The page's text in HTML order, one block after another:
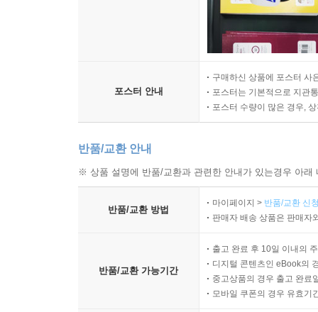
포스터 안내
구매하신 상품에 포스터 사
포스터는 기본적으로 지관
포스터 수량이 많은 경우,
반품/교환 안내
※ 상품 설명에 반품/교환과 관련한 안내가 있는경우 아
반품/교환 방법
마이페이지 > 반품/교환 신
판매자 배송 상품은 판매자
반품/교환 가능기간
출고 완료 후 10일 이내의
디지털 콘텐츠인 eBook의
중고상품의 경우 출고 완료
모바일 쿠폰의 경우 유효기